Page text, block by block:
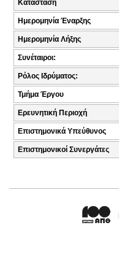
Κατάσταση
Ημερομηνία Έναρξης
Ημερομηνία Λήξης
Συνέταιροι:
Ρόλος Ιδρύματος:
Τμήμα Έργου
Ερευνητική Περιοχή
Επιστημονικά Υπεύθυνος
Επιστημονικοί Συνεργάτες